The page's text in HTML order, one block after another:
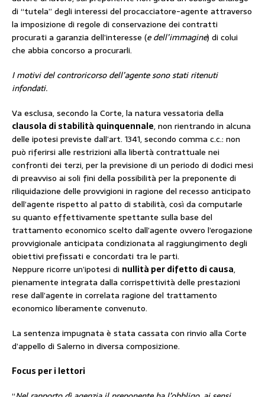
di ‘‘tutela” degli interessi del procacciatore-agente attraverso
la imposizione di regole di conservazione dei contratti
procurati a garanzia dell’interesse (e dell’immagine) di colui
che abbia concorso a procurarli.
I motivi del controricorso dell’agente sono stati ritenuti
infondati.
Va esclusa, secondo la Corte, la natura vessatoria della
clausola di stabilità quinquennale, non rientrando in alcuna
delle ipotesi previste dall’art. 1341, secondo comma c.c.: non
può riferirsi alle restrizioni alla libertà contrattuale nei
confronti dei terzi, per la previsione di un periodo di dodici mesi
di preavviso ai soli fini della possibilità per la preponente di
riliquidazione delle provvigioni in ragione del recesso anticipato
dell’agente rispetto al patto di stabilità, così da computarle
su quanto effettivamente spettante sulla base del
trattamento economico scelto dall’agente ovvero l’erogazione
provvigionale anticipata condizionata al raggiungimento degli
obiettivi prefissati e concordati tra le parti.
Neppure ricorre un’ipotesi di nullità per difetto di causa,
pienamente integrata dalla corrispettività delle prestazioni
rese dall’agente in correlata ragione del trattamento
economico liberamente convenuto.
La sentenza impugnata è stata cassata con rinvio alla Corte
d’appello di Salerno in diversa composizione.
Focus per i lettori